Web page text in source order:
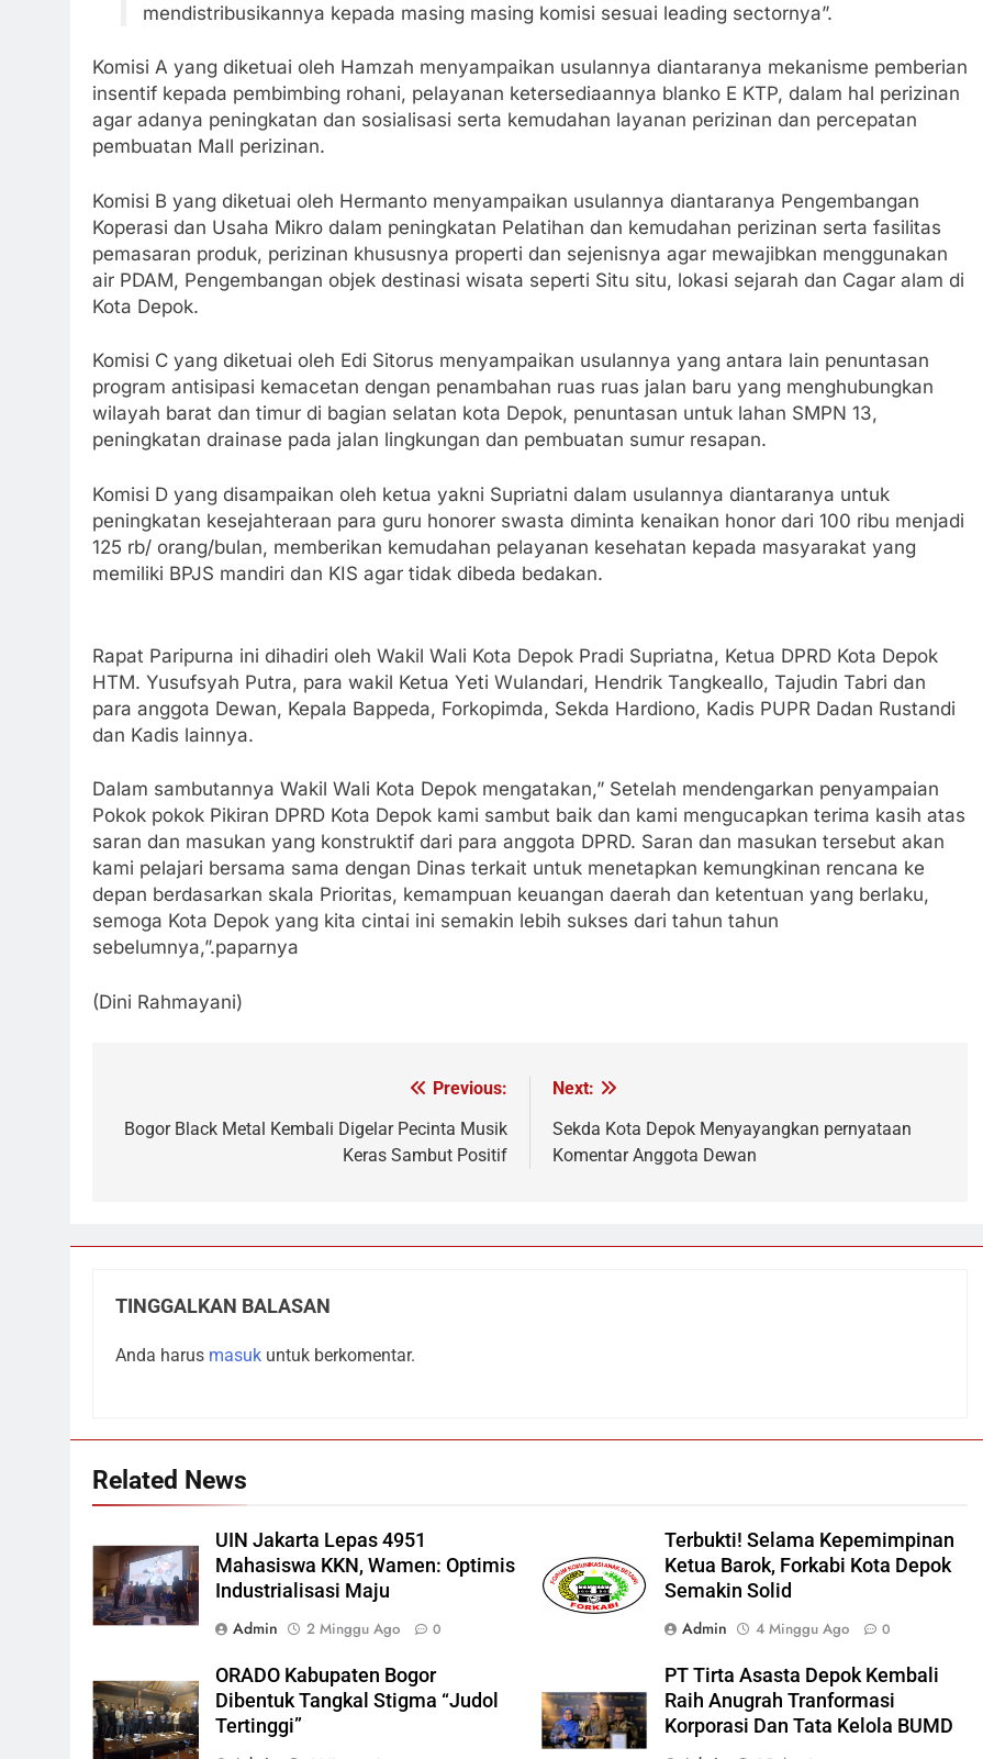
mendistribusikannya kepada masing masing komisi sesuai leading sectornya”.
Komisi A yang diketuai oleh Hamzah menyampaikan usulannya diantaranya mekanisme pemberian
insentif kepada pembimbing rohani, pelayanan ketersediaannya blanko E KTP, dalam hal perizinan
agar adanya peningkatan dan sosialisasi serta kemudahan layanan perizinan dan percepatan
pembuatan Mall perizinan.
Komisi B yang diketuai oleh Hermanto menyampaikan usulannya diantaranya Pengembangan
Koperasi dan Usaha Mikro dalam peningkatan Pelatihan dan kemudahan perizinan serta fasilitas
pemasaran produk, perizinan khususnya properti dan sejenisnya agar mewajibkan menggunakan
air PDAM, Pengembangan objek destinasi wisata seperti Situ situ, lokasi sejarah dan Cagar alam di
Kota Depok.
Komisi C yang diketuai oleh Edi Sitorus menyampaikan usulannya yang antara lain penuntasan
program antisipasi kemacetan dengan penambahan ruas ruas jalan baru yang menghubungkan
wilayah barat dan timur di bagian selatan kota Depok, penuntasan untuk lahan SMPN 13,
peningkatan drainase pada jalan lingkungan dan pembuatan sumur resapan.
Komisi D yang disampaikan oleh ketua yakni Supriatni dalam usulannya diantaranya untuk
peningkatan kesejahteraan para guru honorer swasta diminta kenaikan honor dari 100 ribu menjadi
125 rb/ orang/bulan, memberikan kemudahan pelayanan kesehatan kepada masyarakat yang
memiliki BPJS mandiri dan KIS agar tidak dibeda bedakan.
Rapat Paripurna ini dihadiri oleh Wakil Wali Kota Depok Pradi Supriatna, Ketua DPRD Kota Depok
HTM. Yusufsyah Putra, para wakil Ketua Yeti Wulandari, Hendrik Tangkeallo, Tajudin Tabri dan
para anggota Dewan, Kepala Bappeda, Forkopimda, Sekda Hardiono, Kadis PUPR Dadan Rustandi
dan Kadis lainnya.
Dalam sambutannya Wakil Wali Kota Depok mengatakan,” Setelah mendengarkan penyampaian
Pokok pokok Pikiran DPRD Kota Depok kami sambut baik dan kami mengucapkan terima kasih atas
saran dan masukan yang konstruktif dari para anggota DPRD. Saran dan masukan tersebut akan
kami pelajari bersama sama dengan Dinas terkait untuk menetapkan kemungkinan rencana ke
depan berdasarkan skala Prioritas, kemampuan keuangan daerah dan ketentuan yang berlaku,
semoga Kota Depok yang kita cintai ini semakin lebih sukses dari tahun tahun
sebelumnya,”.paparnya
(Dini Rahmayani)
pos
Previous:
Bogor Black Metal Kembali Digelar Pecinta Musik
Keras Sambut Positif
Next:
Sekda Kota Depok Menyayangkan pernyataan
Komentar Anggota Dewan
TINGGALKAN BALASAN
Anda harus masuk untuk berkomentar.
Related News
UIN Jakarta Lepas 4951
Mahasiswa KKN, Wamen: Optimis
Industrialisasi Maju
Admin
2 Minggu Ago 0
Terbukti! Selama Kepemimpinan
Ketua Barok, Forkabi Kota Depok
Semakin Solid
Admin
4 Minggu Ago 0
ORADO Kabupaten Bogor
Dibentuk Tangkal Stigma “Judol
Tertinggi”
PT Tirta Asasta Depok Kembali
Raih Anugrah Tranformasi
Korporasi Dan Tata Kelola BUMD